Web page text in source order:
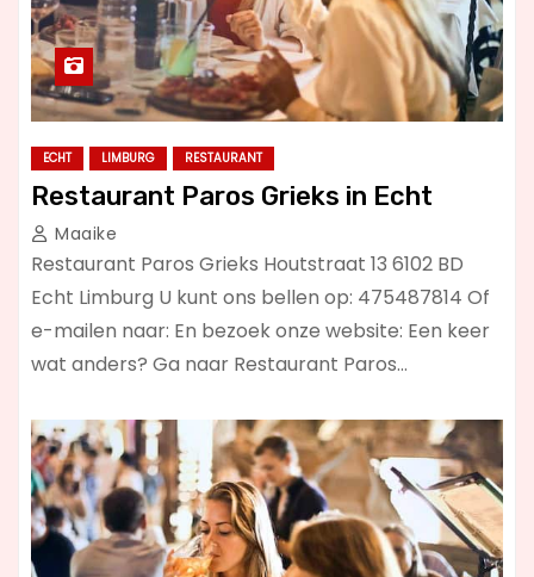
ECHT LIMBURG RESTAURANT
Restaurant Paros Grieks in Echt
Maaike
Restaurant Paros Grieks Houtstraat 13 6102 BD
Echt Limburg U kunt ons bellen op: 475487814 Of
e-mailen naar: En bezoek onze website: Een keer
wat anders? Ga naar Restaurant Paros…